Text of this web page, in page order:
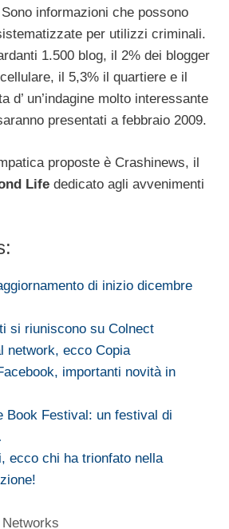
informazioni che possono
per utilizzi criminali.
1.500 blog, il 2% dei blogger
il 5,3% il quartiere e il
d’ un’indagine molto interessante
presentati a febbraio 2009.
proposte è Crashinews, il
Life dedicato agli avvenimenti
di inizio dicembre
si riuniscono su Colnect
network, ecco Copia
importanti novità in
Book Festival: un festival di
ecco chi ha trionfato nella